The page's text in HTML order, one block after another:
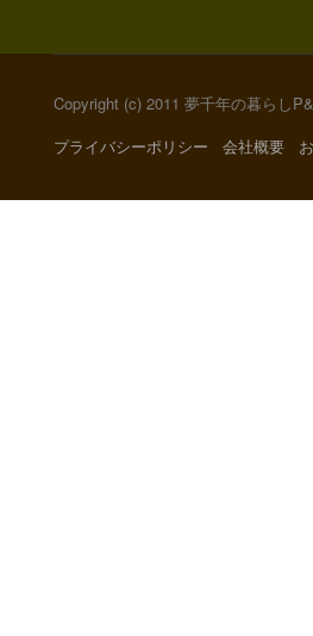
Copyright (c) 2011 夢千年の暮らし
プライバシーポリシー
会社概要